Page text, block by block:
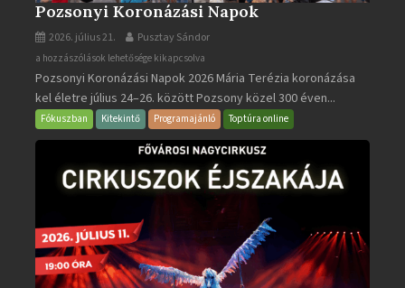
Pozsonyi Koronázási Napok
2026. július 21. Pusztay Sándor
Pozsonyi
Koronázási
Napok
bejegyzéshez
a hozzászólások lehetősége kikapcsolva
Pozsonyi Koronázási Napok 2026 Mária Terézia koronázása
kel életre július 24–26. között Pozsony közel 300 éven...
Fókuszban Kitekintő Programajánló Toptúra online